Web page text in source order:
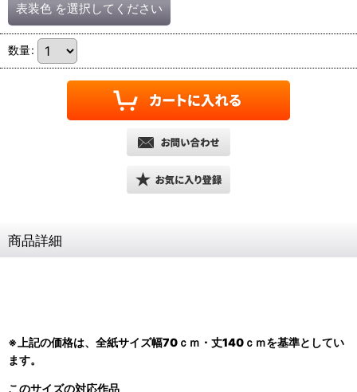
表装色 を選択してください
数量:
商品詳細
※上記の価格は、全紙サイズ幅70ｃｍ・丈140ｃｍを基準としてい
ます。
このサイズの対応作品